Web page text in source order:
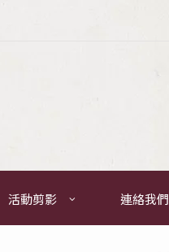
活動剪影 連絡我們